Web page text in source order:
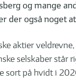
og mange
der også noget
aktier
selskaber står
sort på hvidt i